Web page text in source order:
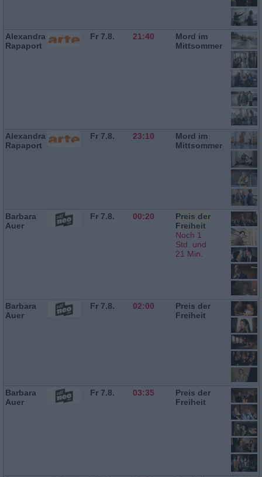
Alexandra
Rapaport
Fr 7.8. 21:40
Mord im
Mittsommer
Alexandra
Rapaport
Fr 7.8. 23:10
Mord im
Mittsommer
Barbara
Auer
Fr 7.8. 00:20
Preis der
Freiheit
Noch 1
Std. und
21 Min.
Barbara
Auer
Fr 7.8. 02:00
Preis der
Freiheit
Barbara
Auer
Fr 7.8. 03:35
Preis der
Freiheit